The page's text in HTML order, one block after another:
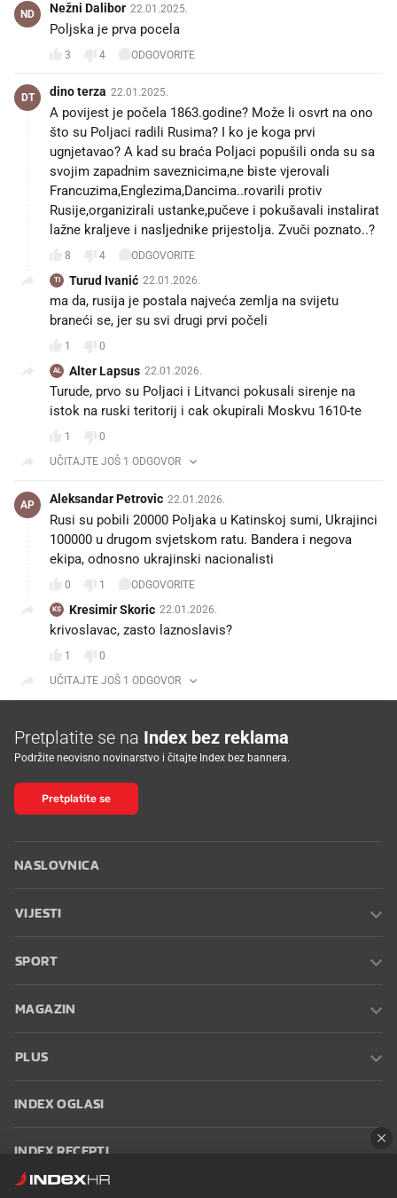
ND Nežni Dalibor 22.01.2025.
Poljska je prva pocela
3 4 ODGOVORITE
DT dino terza 22.01.2025.
A povijest je počela 1863.godine? Može li osvrt na ono
što su Poljaci radili Rusima? I ko je koga prvi
ugnjetavao? A kad su braća Poljaci popušili onda su sa
svojim zapadnim saveznicima,ne biste vjerovali
Francuzima,Englezima,Dancima..rovarili protiv
Rusije,organizirali ustanke,pučeve i pokušavali instalirat
lažne kraljeve i nasljednike prijestolja. Zvuči poznato..?
8 4 ODGOVORITE
TI Turud Ivanić 22.01.2026.
ma da, rusija je postala najveća zemlja na svijetu
braneći se, jer su svi drugi prvi počeli
1 0
AL Alter Lapsus 22.01.2026.
Turude, prvo su Poljaci i Litvanci pokusali sirenje na
istok na ruski teritorij i cak okupirali Moskvu 1610-te
1
0
UČITAJTE JOŠ 1 ODGOVOR
AP Aleksandar Petrovic 22.01.2026.
Rusi su pobili 20000 Poljaka u Katinskoj sumi, Ukrajinci
100000 u drugom svjetskom ratu. Bandera i negova
ekipa, odnosno ukrajinski nacionalisti
0 1 ODGOVORITE
KS Kresimir Skoric 22.01.2026.
krivoslavac, zasto laznoslavis?
1
0
UČITAJTE JOŠ 1 ODGOVOR
Pretplatite se na Index bez reklama
Podržite neovisno novinarstvo i čitajte Index bez bannera.
Pretplatite se
NASLOVNICA
VIJESTI
SPORT
MAGAZIN
PLUS
INDEX OGLASI
INDEX RECEPTI